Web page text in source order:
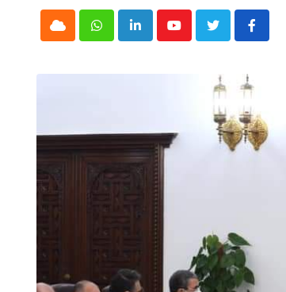
Youtube
LinkedIn
Whatsapp
Cloud